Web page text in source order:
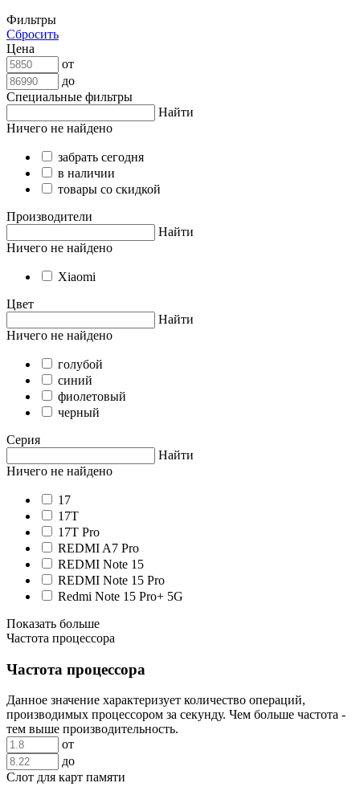
Фильтры
Сбросить
Цена
от
до
Специальные фильтры
Найти
Ничего не найдено
забрать сегодня
в наличии
товары со скидкой
Производители
Найти
Ничего не найдено
Xiaomi
Цвет
Найти
Ничего не найдено
голубой
синий
фиолетовый
черный
Серия
Найти
Ничего не найдено
17
17T
17T Pro
REDMI A7 Pro
REDMI Note 15
REDMI Note 15 Pro
Redmi Note 15 Pro+ 5G
Показать больше
Частота процессора
Частота процессора
Данное значение характеризует количество операций,
производимых процессором за секунду. Чем больше частота -
тем выше производительность.
от
до
Слот для карт памяти